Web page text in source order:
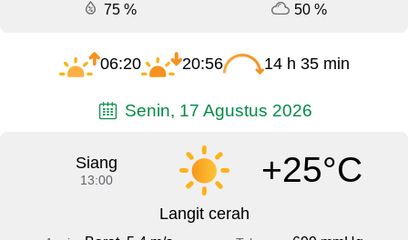
75 %
50 %
06:20 20:56 14 h 35 min
Senin, 17 Agustus 2026
Siang
13:00 +25°C
Langit cerah